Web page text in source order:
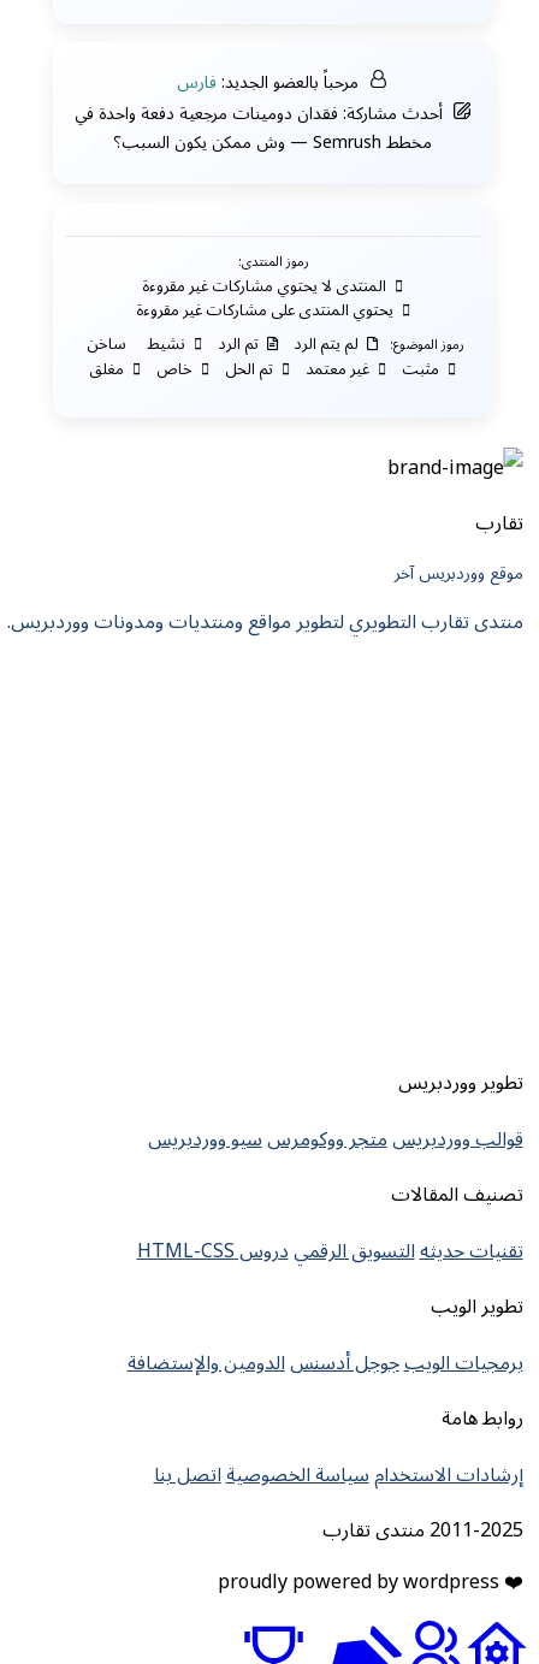
مرحباً بالعضو الجديد:فارس
أحدث مشاركة:فقدان دومينات مرجعية دفعة واحدة في
مخطط Semrush — وش ممكن يكون السبب؟
رموز المنتدى:
المنتدى لا يحتوي مشاركات غير مقروءة
يحتوي المنتدى على مشاركات غير مقروءة
رموز الموضوع: لم يتم الرد تم الرد نشيط ساخن
مثبت غير معتمد تم الحل خاص مغلق
تقارب
موقع ووردبريس آخر
منتدى تقارب التطويري لتطوير مواقع ومنتديات ومدونات ووردبريس.
تطوير ووردبريس
قوالب ووردبريسمتجر ووكومرسسيو ووردبريس
تصنيف المقالات
تقنيات حديثهالتسويق الرقميدروس HTML-CSS
تطوير الويب
برمجيات الويبجوجل أدسنسالدومين والإستضافة
روابط هامة
إرشادات الاستخدامسياسة الخصوصيةاتصل بنا
2011-2025 منتدى تقارب
❤️ proudly powered by wordpress